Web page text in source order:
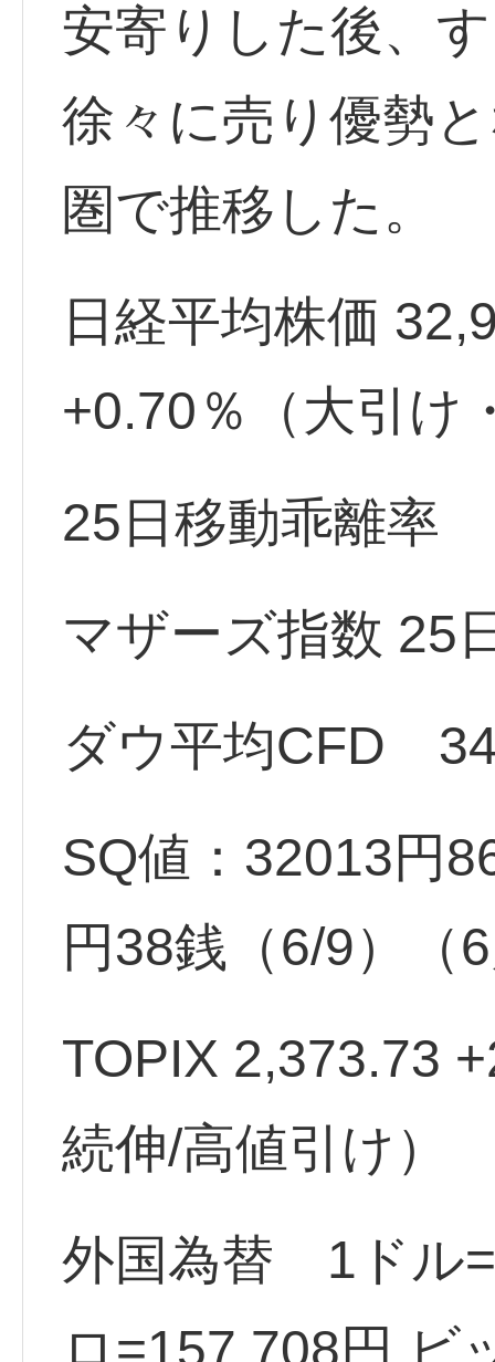
安寄りした後、
徐々に売り優勢
圏で推移した。
日経平均株価
+0.70％（大引け
25日移動乖離率
マザーズ指数 25
ダウ平均CFD
SQ値：32013円
円38銭（6/9）（
TOPIX 2,373.73
続伸/高値引け）
外国為替 1ド
ロ=157.708円 ビ